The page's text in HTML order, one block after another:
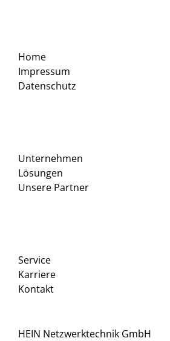
Home
Impressum
Datenschutz
Unternehmen
Lösungen
Unsere Partner
Service
Karriere
Kontakt
HEIN Netzwerktechnik GmbH